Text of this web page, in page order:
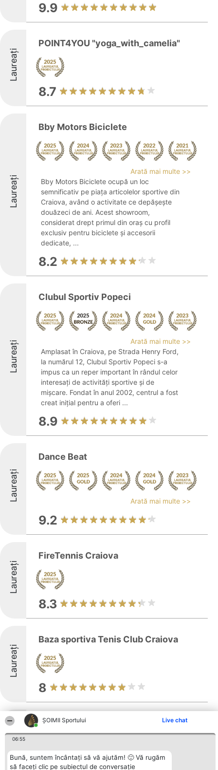
ȘOIMII Sportului Live chat
06:55
Bună, suntem încântați să vă ajutăm! 🙂 Vă rugăm
să faceți clic pe subiectul de conversație
9.9
Laureați
POINT4YOU "yoga_with_camelia"
8.7
Laureați
Bby Motors Biciclete
Arată mai multe >>
Bby Motors Biciclete ocupă un loc
semnificativ pe piața articolelor sportive din
Craiova, având o activitate ce depășește
douăzeci de ani. Acest showroom,
considerat drept primul din oraș cu profil
exclusiv pentru biciclete și accesorii
dedicate, ...
8.2
Laureați
Clubul Sportiv Popeci
Arată mai multe >>
Amplasat în Craiova, pe Strada Henry Ford,
la numărul 12, Clubul Sportiv Popeci s-a
impus ca un reper important în rândul celor
interesați de activități sportive și de
mișcare. Fondat în anul 2002, centrul a fost
creat inițial pentru a oferi ...
8.9
Laureați
Dance Beat
Arată mai multe >>
9.2
Laureați
FireTennis Craiova
8.3
Laureați
Baza sportiva Tenis Club Craiova
8
Laureați
Baza Sportiva Atletico